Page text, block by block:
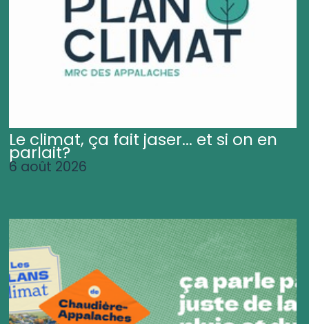
Le climat, ça fait jaser... et si on en
parlait?
6 août 2026